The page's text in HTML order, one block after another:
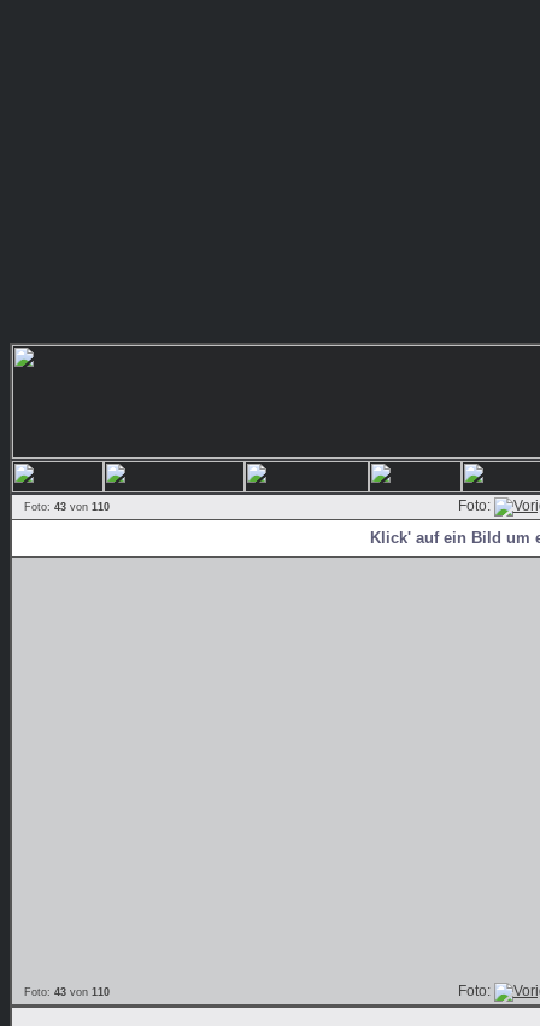
Foto: 43 von 110 Foto:
Klick' auf ein Bild um
Foto: 43 von 110 Foto: